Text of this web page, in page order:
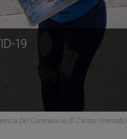
19
Del Coronavirus © Caritas